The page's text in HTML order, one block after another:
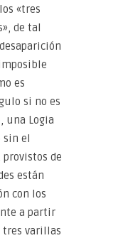
«tres
de tal
es
si no es
una Logia
sin el
de
están
con los
a partir
tres varillas